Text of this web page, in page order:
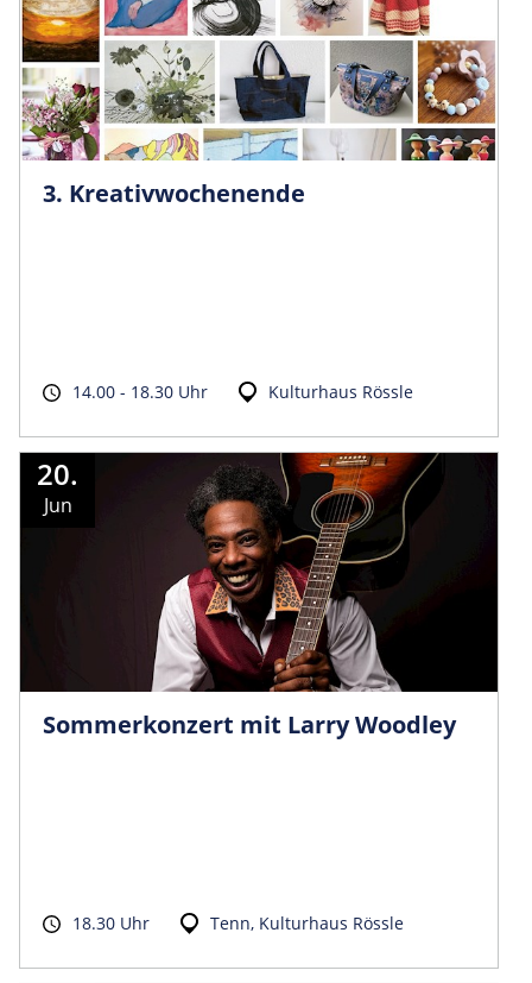
3. Kreativwochenende
14.00 - 18.30 Uhr Kulturhaus Rössle
20.
Jun
Sommerkonzert mit Larry Woodley
18.30 Uhr Tenn, Kulturhaus Rössle